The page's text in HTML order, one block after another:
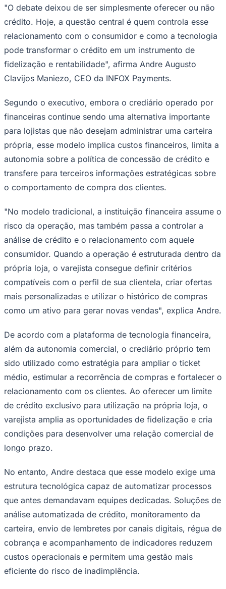
Corinthians
Palmeiras
São Paulo
"O debate deixou de ser simplesmente oferecer ou não
crédito. Hoje, a questão central é quem controla esse
relacionamento com o consumidor e como a tecnologia
pode transformar o crédito em um instrumento de
fidelização e rentabilidade", afirma Andre Augusto
Clavijos Maniezo, CEO da INFOX Payments.
Segundo o executivo, embora o crediário operado por
financeiras continue sendo uma alternativa importante
para lojistas que não desejam administrar uma carteira
própria, esse modelo implica custos financeiros, limita a
autonomia sobre a política de concessão de crédito e
transfere para terceiros informações estratégicas sobre
o comportamento de compra dos clientes.
"No modelo tradicional, a instituição financeira assume o
risco da operação, mas também passa a controlar a
análise de crédito e o relacionamento com aquele
consumidor. Quando a operação é estruturada dentro da
própria loja, o varejista consegue definir critérios
compatíveis com o perfil de sua clientela, criar ofertas
mais personalizadas e utilizar o histórico de compras
como um ativo para gerar novas vendas", explica Andre.
De acordo com a plataforma de tecnologia financeira,
além da autonomia comercial, o crediário próprio tem
sido utilizado como estratégia para ampliar o ticket
médio, estimular a recorrência de compras e fortalecer o
relacionamento com os clientes. Ao oferecer um limite
de crédito exclusivo para utilização na própria loja, o
varejista amplia as oportunidades de fidelização e cria
condições para desenvolver uma relação comercial de
longo prazo.
No entanto, Andre destaca que esse modelo exige uma
estrutura tecnológica capaz de automatizar processos
que antes demandavam equipes dedicadas. Soluções de
análise automatizada de crédito, monitoramento da
carteira, envio de lembretes por canais digitais, régua de
cobrança e acompanhamento de indicadores reduzem
custos operacionais e permitem uma gestão mais
eficiente do risco de inadimplência.